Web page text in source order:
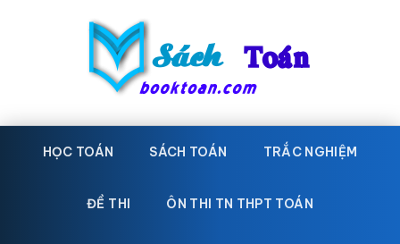
Sách
Toán
Học
toán,HỌC TOÁN SÁCH TOÁN TRẮC NGHIỆM
ĐỀ THI ÔN THI TN THPT TOÁN